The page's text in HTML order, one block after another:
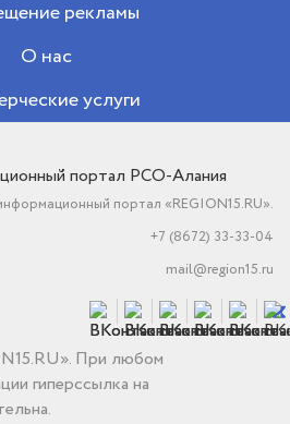
рекламы
О нас
услуги
портал «REGION15.RU».
+7 (8672) 33-33-04
mail@region15.ru
При любом
гиперссылка на